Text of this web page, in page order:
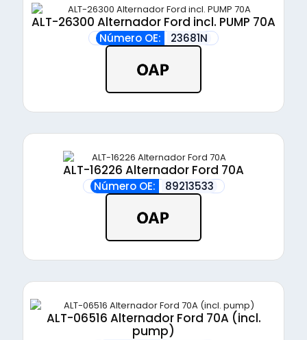
ALT-26300 Alternador Ford incl. PUMP 70A
Número OE: 23681N
ALT-16226 Alternador Ford 70A
Número OE: 89213533
ALT-06516 Alternador Ford 70A (incl.
pump)